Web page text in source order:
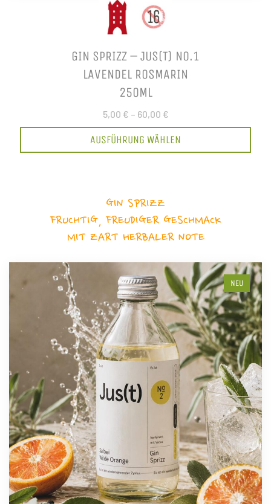
GIN SPRIZZ – JUS(T) NO.1
LAVENDEL ROSMARIN
250ML
5,00 € – 60,00 €
AUSFÜHRUNG WÄHLEN
GIN SPRIZZ
FRUCHTIG, FREUDIGER GESCHMACK
MIT ZART HERBALER NOTE
NEU